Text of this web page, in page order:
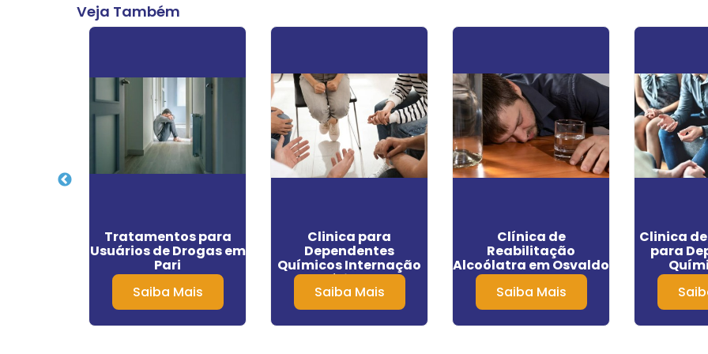
Veja Também
Tratamentos para
Usuários de Drogas em
Pari
Saiba Mais
Clinica para
Dependentes
Químicos Internação
Involuntária no Centro
Saiba Mais
Clínica de
Reabilitação
Alcoólatra em Osvaldo
Cruz
Saiba Mais
Clinica
para